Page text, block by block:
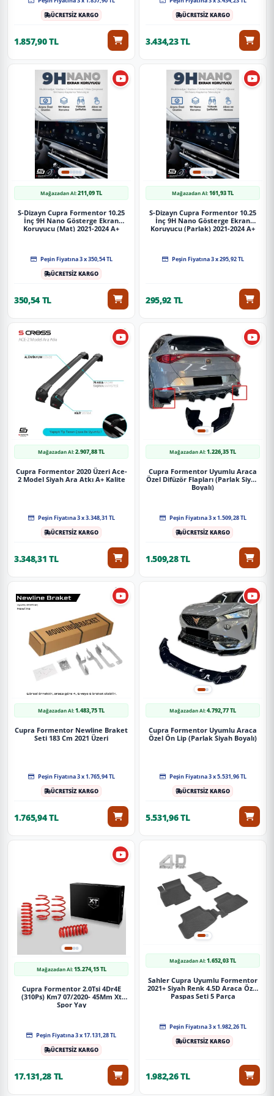
Güvenli Teslimat
görmeyecek şekilde paketlenerek tarafınıza ulaştırılır. %100
Müşteri memnuniyeti garantisiyle.
ÜCRETSİZ KARGO
1.857,90 TL
ÜCRETSİZ KARGO
3.434,23 TL
Mağazadan Al:211,09 TL
S-Dizayn Cupra Formentor 10.25
İnç 9H Nano Gösterge Ekran
Koruyucu (Mat) 2021-2024 A+
Peşin Fiyatına 3 x 350,54 TL
ÜCRETSİZ KARGO
350,54 TL
Mağazadan Al:161,93 TL
S-Dizayn Cupra Formentor 10.25
İnç 9H Nano Gösterge Ekran
Koruyucu (Parlak) 2021-2024 A+
Peşin Fiyatına 3 x 295,92 TL
295,92 TL
Mağazadan Al:2.907,88 TL
Cupra Formentor 2020 Üzeri Ace-
2 Model Siyah Ara Atkı A+ Kalite
Peşin Fiyatına 3 x 3.348,31 TL
ÜCRETSİZ KARGO
3.348,31 TL
Mağazadan Al:1.226,35 TL
Cupra Formentor Uyumlu Araca
Özel Difüzör Flapları (Parlak Siyah
Boyalı)
Peşin Fiyatına 3 x 1.509,28 TL
ÜCRETSİZ KARGO
1.509,28 TL
Mağazadan Al:1.483,75 TL
Cupra Formentor Newline Braket
Seti 183 Cm 2021 Üzeri
Peşin Fiyatına 3 x 1.765,94 TL
ÜCRETSİZ KARGO
1.765,94 TL
Mağazadan Al:4.792,77 TL
Cupra Formentor Uyumlu Araca
Özel Ön Lip (Parlak Siyah Boyalı)
Peşin Fiyatına 3 x 5.531,96 TL
ÜCRETSİZ KARGO
5.531,96 TL
Mağazadan Al:15.274,15 TL
Cupra Formentor 2.0Tsi 4Dr4E
(310Ps) Km7 07/2020- 45Mm Xt
Spor Yay
Peşin Fiyatına 3 x 17.131,28 TL
ÜCRETSİZ KARGO
17.131,28 TL
Mağazadan Al:1.652,03 TL
Sahler Cupra Uyumlu Formentor
2021+ Siyah Renk 4.5D Araca Özel
Paspas Seti 5 Parça
Peşin Fiyatına 3 x 1.982,26 TL
ÜCRETSİZ KARGO
1.982,26 TL